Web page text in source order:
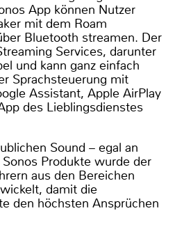
App können Nutzer
mit dem Roam
Bluetooth streamen. Der
Services, darunter
und kann ganz einfach
Sprachsteuerung mit
Assistant, Apple AirPlay
des Lieblingsdienstes
Sound – egal an
Produkte wurde der
aus den Bereichen
damit die
den höchsten Ansprüchen